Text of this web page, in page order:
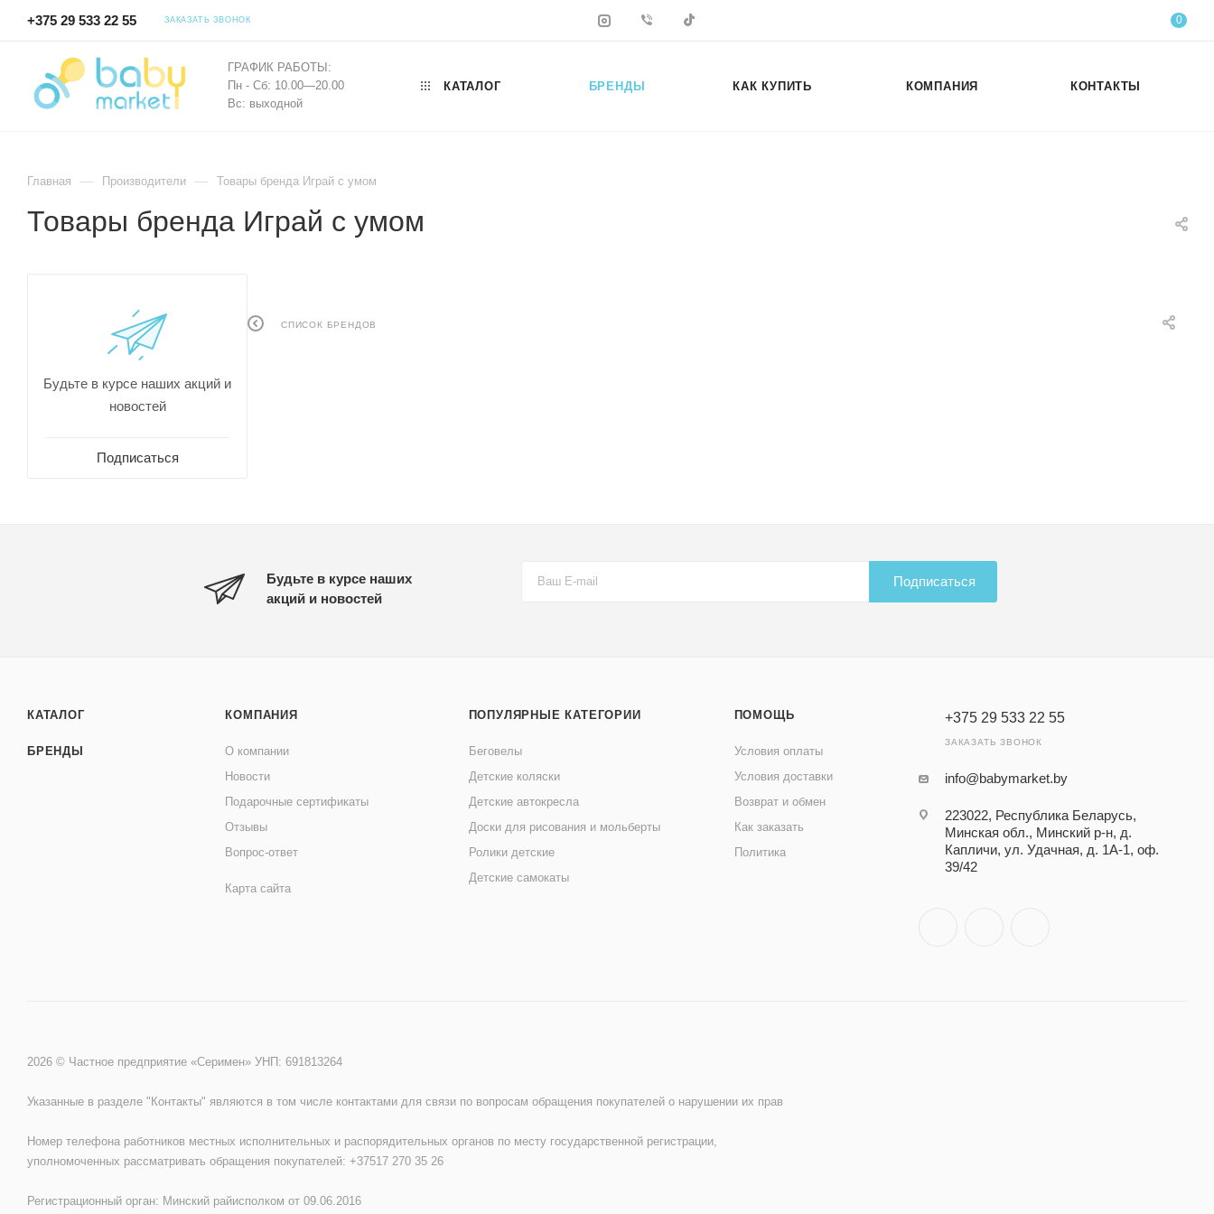
+375 29 533 22 55 ЗАКАЗАТЬ ЗВОНОК 0
ГРАФИК РАБОТЫ:
Пн - Сб: 10.00—20.00
Вс: выходной
КАТАЛОГ БРЕНДЫ КАК КУПИТЬ КОМПАНИЯ КОНТАКТЫ
Главная — Производители — Товары бренда Играй с умом
Товары бренда Играй с умом
СПИСОК БРЕНДОВ
Будьте в курсе наших акций и
новостей
Подписаться
Будьте в курсе наших
акций и новостей
Подписаться
КАТАЛОГ
БРЕНДЫ
КОМПАНИЯ
О компании
Новости
Подарочные сертификаты
Отзывы
Вопрос-ответ
Карта сайта
ПОПУЛЯРНЫЕ КАТЕГОРИИ
Беговелы
Детские коляски
Детские автокресла
Доски для рисования и мольберты
Ролики детские
Детские самокаты
ПОМОЩЬ
Условия оплаты
Условия доставки
Возврат и обмен
Как заказать
Политика
+375 29 533 22 55
ЗАКАЗАТЬ ЗВОНОК
info@babymarket.by
223022, Республика Беларусь,
Минская обл., Минский р-н, д.
Капличи, ул. Удачная, д. 1А-1, оф.
39/42
2026 © Частное предприятие «Серимен» УНП: 691813264
Указанные в разделе "Контакты" являются в том числе контактами для связи по вопросам обращения покупателей о нарушении их прав
Номер телефона работников местных исполнительных и распорядительных органов по месту государственной регистрации,
уполномоченных рассматривать обращения покупателей: +37517 270 35 26
Регистрационный орган: Минский райисполком от 09.06.2016